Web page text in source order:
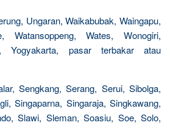
Ungaran, Waikabubak, Waingapu,
Watansoppeng, Wates, Wonogiri,
Yogyakarta, pasar terbakar atau
Sengkang, Serang, Serui, Sibolga,
Singaparna, Singaraja, Singkawang,
Slawi, Sleman, Soasiu, Soe, Solo,